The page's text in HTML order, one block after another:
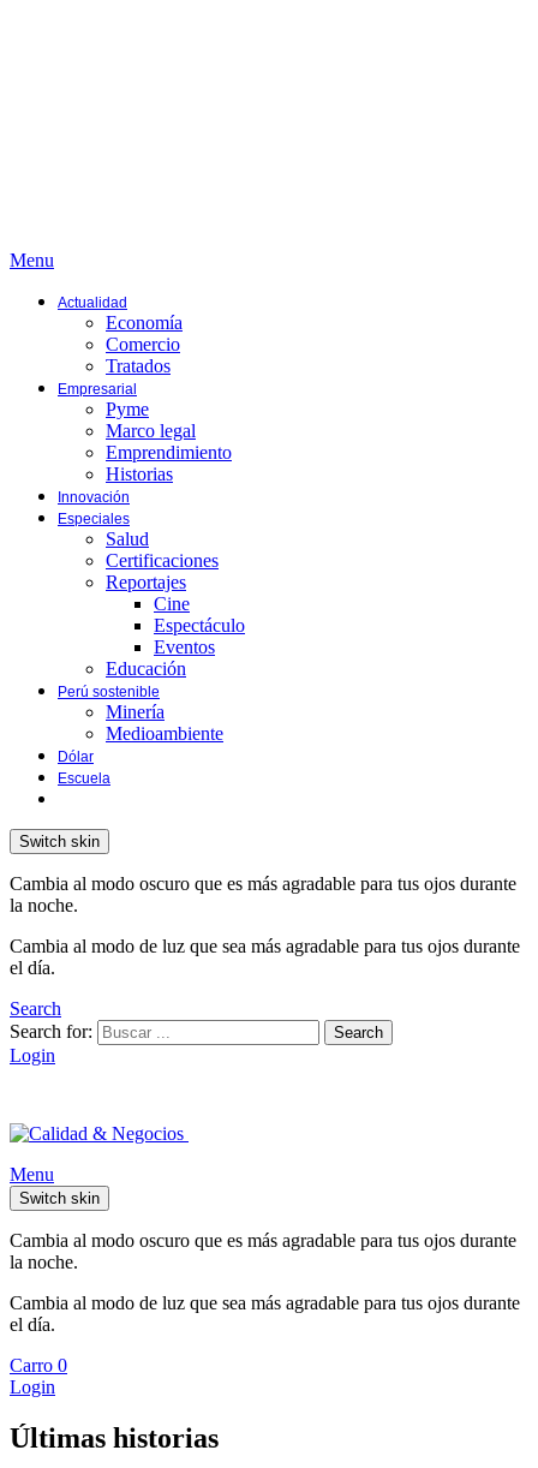
Menu
Actualidad
Economía
Comercio
Tratados
Empresarial
Pyme
Marco legal
Emprendimiento
Historias
Innovación
Especiales
Salud
Certificaciones
Reportajes
Cine
Espectáculo
Eventos
Educación
Perú sostenible
Minería
Medioambiente
Dólar
Escuela
Switch skin
Cambia al modo oscuro que es más agradable para tus ojos durante
la noche.
Cambia al modo de luz que sea más agradable para tus ojos durante
el día.
Search
Search for:
Search
Login
Menu
Switch skin
Cambia al modo oscuro que es más agradable para tus ojos durante
la noche.
Cambia al modo de luz que sea más agradable para tus ojos durante
el día.
Carro 0
Login
Últimas historias